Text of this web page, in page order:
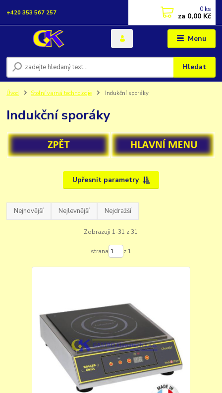
Menu
Hledat
+420 353 567 257 0 ks
za 0,00 Kč
Úvod Stolní varná technologie Indukční sporáky
Indukční sporáky
Upřesnit parametry
Nejnovější Nejlevnější Nejdražší
Zobrazuji 1-31 z 31
strana z 1